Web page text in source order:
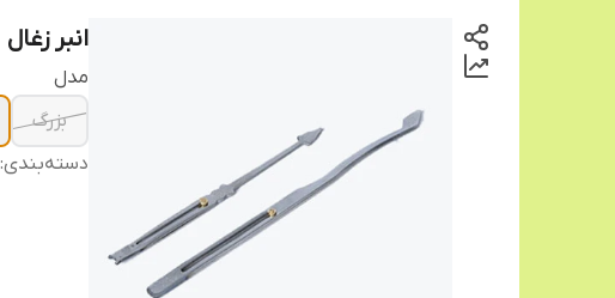
انبر زغال
مدل
بزرگ
دسته‌بندی: